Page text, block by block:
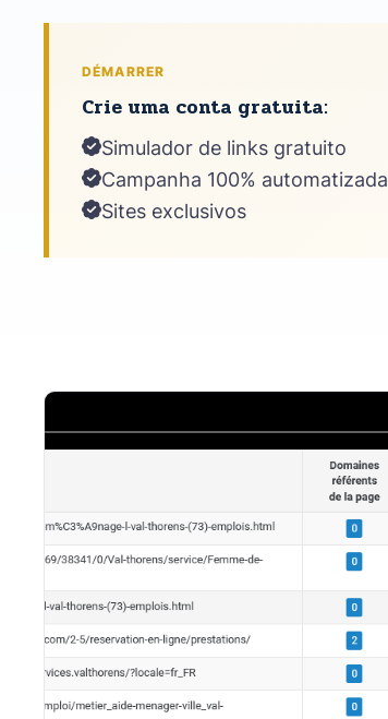
DÉMARRER
Crie uma conta gratuita:
Simulador de links gratuito
Campanha 100% automatizada
Sites exclusivos